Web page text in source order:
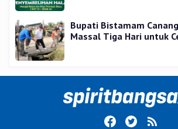
Bupati Bistamam
Massal Tiga Hari untuk